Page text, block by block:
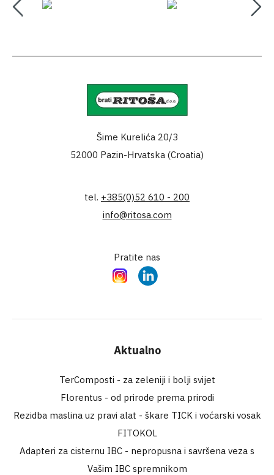
Šime Kurelića 20/3
52000 Pazin-Hrvatska (Croatia)
tel. +385(0)52 610 - 200
info@ritosa.com
Pratite nas
InstagramLinkedIn
Aktualno
TerComposti - za zeleniji i bolji svijet
Florentus - od prirode prema prirodi
Rezidba maslina uz pravi alat - škare TICK i voćarski vosak
FITOKOL
Adapteri za cisternu IBC - nepropusna i savršena veza s
Vašim IBC spremnikom